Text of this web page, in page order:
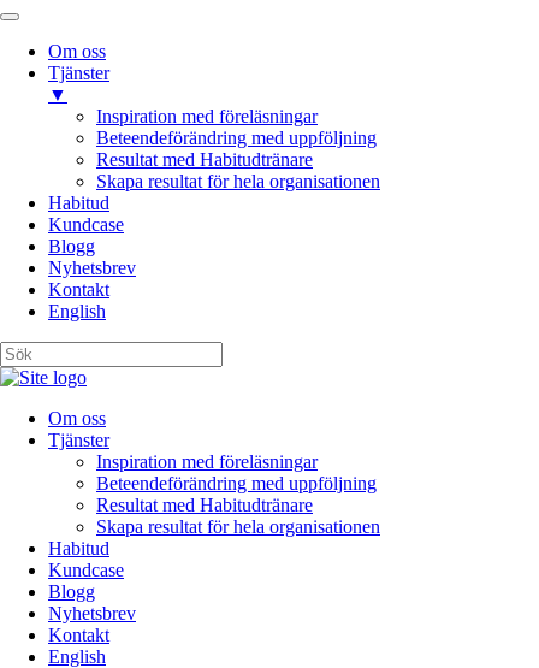
Om oss
Tjänster
▼
Inspiration med föreläsningar
Beteendeförändring med uppföljning
Resultat med Habitudtränare
Skapa resultat för hela organisationen
Habitud
Kundcase
Blogg
Nyhetsbrev
Kontakt
English
Om oss
Tjänster
Inspiration med föreläsningar
Beteendeförändring med uppföljning
Resultat med Habitudtränare
Skapa resultat för hela organisationen
Habitud
Kundcase
Blogg
Nyhetsbrev
Kontakt
English